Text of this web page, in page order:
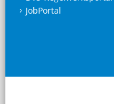
JobPortal